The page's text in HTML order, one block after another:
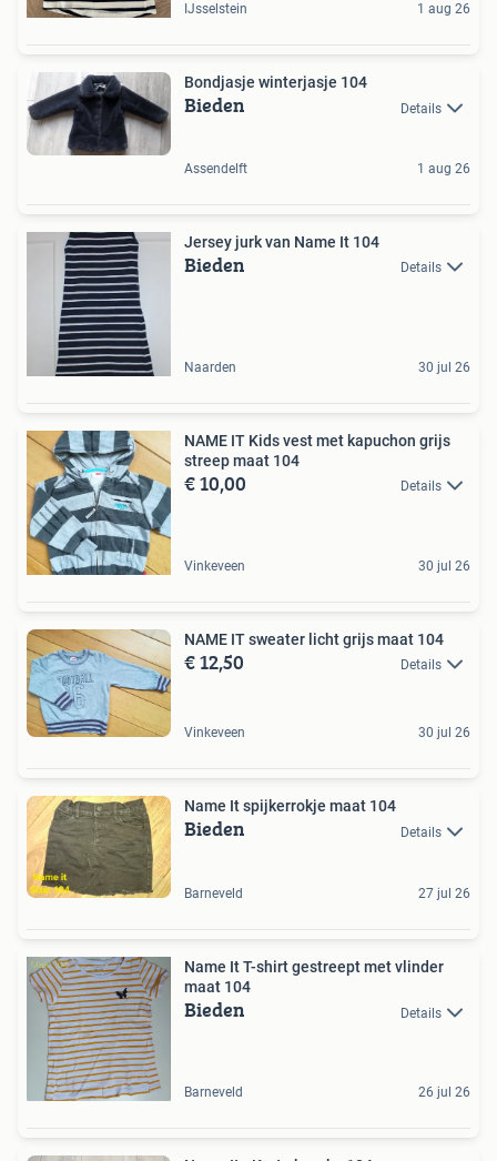
IJsselstein 1 aug 26
Bondjasje winterjasje 104
Bieden Details
Assendelft 1 aug 26
Jersey jurk van Name It 104
Bieden Details
Naarden 30 jul 26
NAME IT Kids vest met kapuchon grijs
streep maat 104
€ 10,00 Details
Vinkeveen 30 jul 26
NAME IT sweater licht grijs maat 104
€ 12,50 Details
Vinkeveen 30 jul 26
Name It spijkerrokje maat 104
Bieden Details
Barneveld 27 jul 26
Name It T-shirt gestreept met vlinder
maat 104
Bieden Details
Barneveld 26 jul 26